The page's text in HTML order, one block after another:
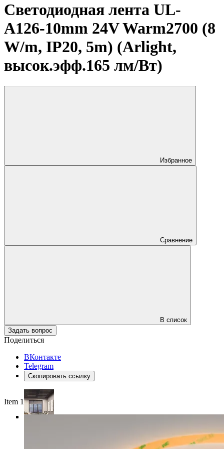
Светодиодная лента UL-
A126-10mm 24V Warm2700 (8
W/m, IP20, 5m) (Arlight,
высок.эфф.165 лм/Вт)
Избранное
Сравнение
В список
Задать вопрос
Поделиться
ВКонтакте
Telegram
Скопировать ссылку
Item 1 of 4